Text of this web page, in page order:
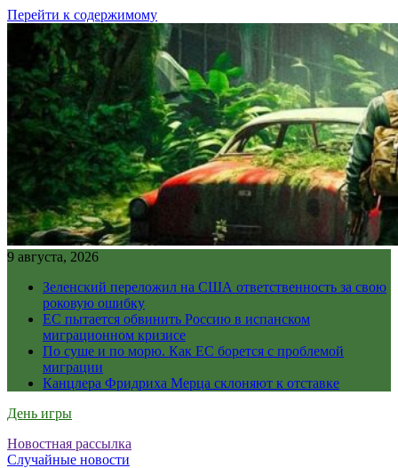
Перейти к содержимому
9 августа, 2026
Зеленский переложил на США ответственность за свою
роковую ошибку
ЕС пытается обвинить Россию в испанском
миграционном кризисе
По суше и по морю. Как ЕС борется с проблемой
миграции
Канцлера Фридриха Мерца склоняют к отставке
День игры
Новостная рассылка
Случайные новости